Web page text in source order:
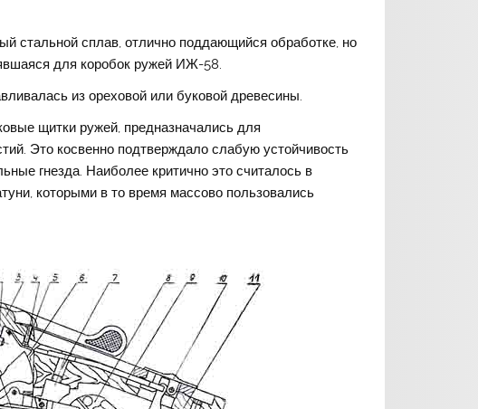
стальной сплав, отлично поддающийся обработке, но
для коробок ружей ИЖ-58.
из ореховой или буковой древесины.
щитки ружей, предназначались для
Это косвенно подтверждало слабую устойчивость
гнезда. Наиболее критично это считалось в
которыми в то время массово пользовались